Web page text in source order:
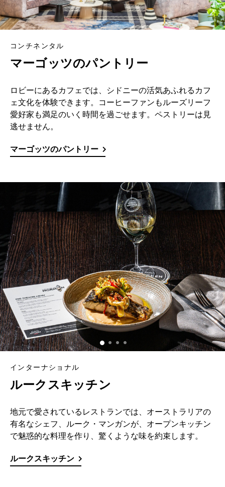
コンチネンタル
マーゴッツのパントリー
ロビーにあるカフェでは、シドニーの活気あふれるカフ
ェ文化を体験できます。コーヒーファンもルーズリーフ
愛好家も満足のいく時間を過ごせます。ペストリーは見
逃せません。
マーゴッツのパントリー
インターナショナル
ルークスキッチン
地元で愛されているレストランでは、オーストラリアの
有名なシェフ、ルーク・マンガンが、オープンキッチン
で魅惑的な料理を作り、驚くような味を約束します。
ルークスキッチン